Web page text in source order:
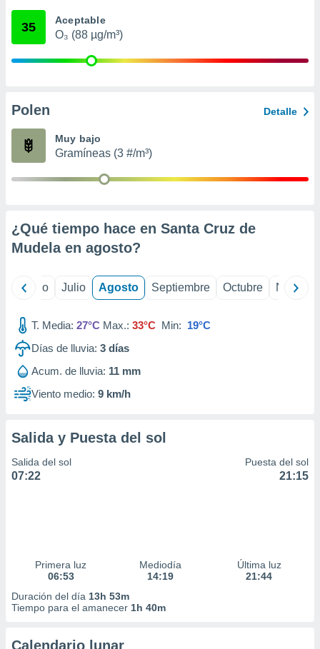
e
publicidad
1199
35 Aceptable
O₃ (88 µg/m³)
Polen Detalle
Muy bajo
Gramíneas (3 #/m³)
¿Qué tiempo hace en Santa Cruz de
Mudela en agosto?
Junio Julio Agosto Septiembre Octubre
T. Media: 27°C Max.: 33°C Min: 19°C
Días de lluvia: 3 días
Acum. de lluvia: 11 mm
Viento medio: 9 km/h
Salida y Puesta del sol
Salida del sol
07:22
Puesta del sol
21:15
Primera luz
06:53
Mediodía
14:19
Última luz
21:44
Duración del día 13h 53m
Tiempo para el amanecer 1h 40m
Calendario lunar